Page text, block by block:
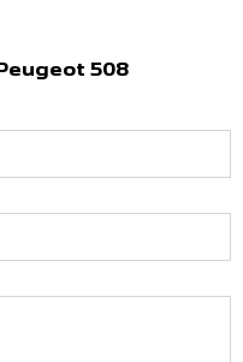
508